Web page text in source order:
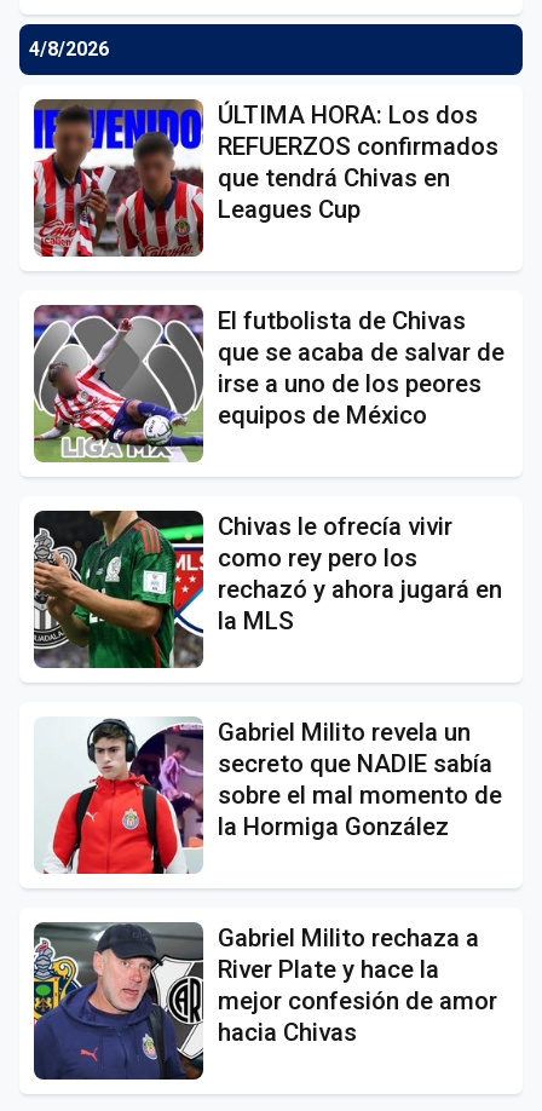
4/8/2026
ÚLTIMA HORA: Los dos
REFUERZOS confirmados
que tendrá Chivas en
Leagues Cup
El futbolista de Chivas
que se acaba de salvar de
irse a uno de los peores
equipos de México
Chivas le ofrecía vivir
como rey pero los
rechazó y ahora jugará en
la MLS
Gabriel Milito revela un
secreto que NADIE sabía
sobre el mal momento de
la Hormiga González
Gabriel Milito rechaza a
River Plate y hace la
mejor confesión de amor
hacia Chivas